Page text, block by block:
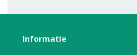
Informatie